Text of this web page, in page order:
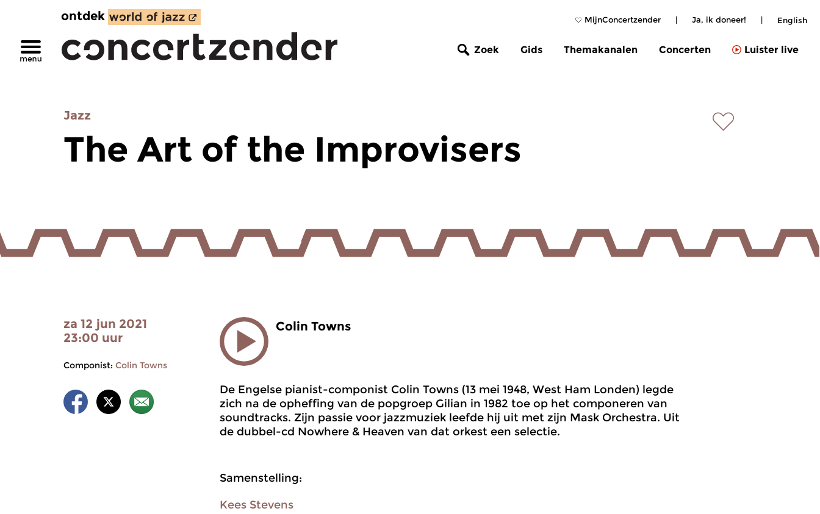
MijnConcertzender | Ja, ik doneer! | English
ontdek
Zoek Gids Themakanalen Concerten Luister live
Jazz
The Art of the Improvisers
za 12 jun 2021
23:00 uur
Componist: Colin Towns
Colin Towns
De Engelse pianist-componist Colin Towns (13 mei 1948, West Ham Londen) legde
zich na de opheffing van de popgroep Gilian in 1982 toe op het componeren van
soundtracks. Zijn passie voor jazzmuziek leefde hij uit met zijn Mask Orchestra. Uit
de dubbel-cd Nowhere & Heaven van dat orkest een selectie.
Samenstelling:
Kees Stevens